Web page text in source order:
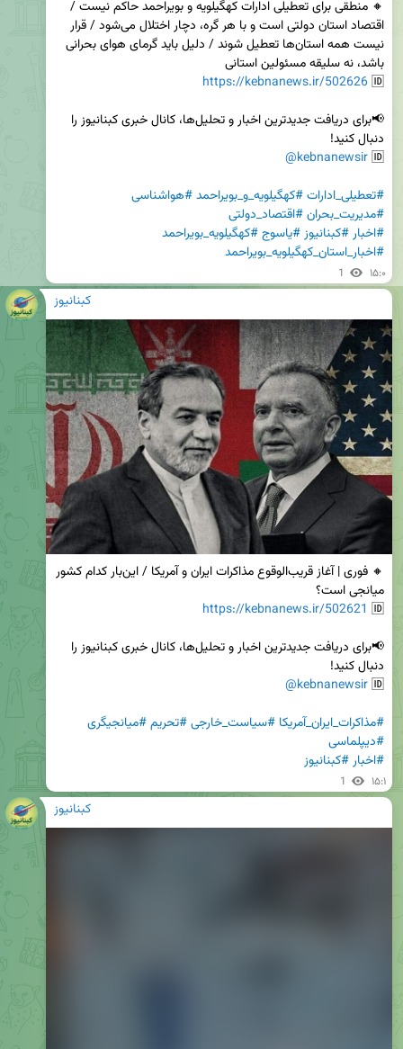
🆔
https://kebnanews.ir/502626
🆔
@kebnanewsir
#تعطیلی_ادارات#کهگیلویه_و_بویراحمد#هواشناسی
#مدیریت_بحران#اقتصاد_دولتی
#اخبار#کبنانیوز#یاسوج#کهگیلویه_بویراحمد
#اخبار_استان_کهگیلویه_بویراحمد
1 ۱۵:۰
کبنانیوز
🆔
https://kebnanews.ir/502621
🆔
@kebnanewsir
#مذاکرات_ایران_آمریکا #سیاست_خارجی#تحریم#میانجیگری
#دیپلماسی
#اخبار#کبنانیوز
1 ۱۵:۱
کبنانیوز